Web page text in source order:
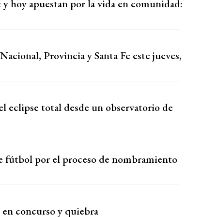
hoy apuestan por la vida en comunidad:
Provincia y Santa Fe este jueves,
eclipse total desde un observatorio de
fútbol por el proceso de nombramiento
concurso y quiebra